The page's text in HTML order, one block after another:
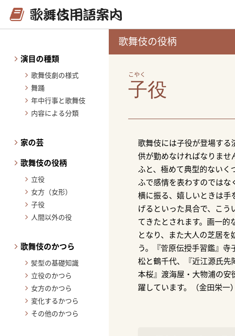
演目の種類
歌舞伎劇の様式
舞踊
年中行事と歌舞伎
内容による分類
家の芸
歌舞伎の役柄
立役
女方（女形）
子役
人間以外の役
歌舞伎のかつら
髪型の基礎知識
立役のかつら
女方のかつら
変化するかつら
その他のかつら
歌舞伎の役柄
こやく
子役
歌舞伎には子役が登場する
供が勤めなければなりませ
ふと、極めて典型的ないく
ふで感情を表わすのではな
横に振る、嬉しいときは手
げるといった具合で、こう
てきたとされます。画一的
となり、また大人の芝居を
う。『菅原伝授手習鑑』
松と鶴千代、『近江源氏先
本桜』渡海屋・大物浦の安
躍しています。（金田栄